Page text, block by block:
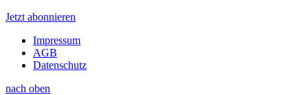
Jetzt abonnieren
Impressum
AGB
Datenschutz
nach oben